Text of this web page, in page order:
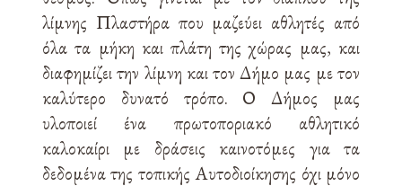
λίμνης Πλαστήρα που μαζεύει αθλητές από
όλα τα μήκη και πλάτη της χώρας μας, και
διαφημίζει την λίμνη και τον Δήμο μας με τον
καλύτερο δυνατό τρόπο. Ο Δήμος μας
υλοποιεί ένα πρωτοποριακό αθλητικό
καλοκαίρι με δράσεις καινοτόμες για τα
δεδομένα της τοπικής Αυτοδιοίκησης όχι μόνο